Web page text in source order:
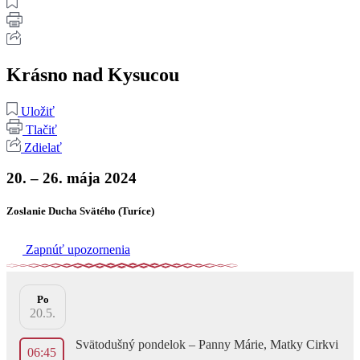
Krásno nad Kysucou
Uložiť
Tlačiť
Zdielať
20. – 26. mája 2024
Zoslanie Ducha Svätého (Turíce)
Zapnúť upozornenia
Po
20.5.
06:45
Svätodušný pondelok – Panny Márie, Matky Cirkvi